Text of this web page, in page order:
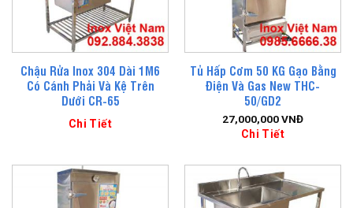
Chậu Rửa Inox 304 Dài 1M6
Có Cánh Phải Và Kệ Trên
Dưới CR-65
Chi Tiết
Tủ Hấp Cơm 50 KG Gạo Bằng
Điện Và Gas New THC-
50/GD2
27,000,000VNĐ
Chi Tiết